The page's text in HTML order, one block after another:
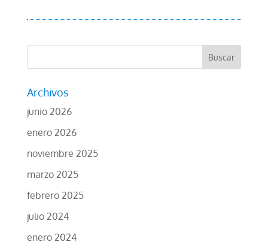
Archivos
junio 2026
enero 2026
noviembre 2025
marzo 2025
febrero 2025
julio 2024
enero 2024